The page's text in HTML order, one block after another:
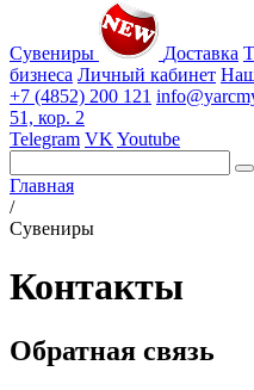
Сувениры Доставка
бизнеса Личный кабинет
+7 (4852) 200 121
51, кор. 2
Telegram VK Youtube
Главная
/
Сувениры
Контакты
Обратная связь